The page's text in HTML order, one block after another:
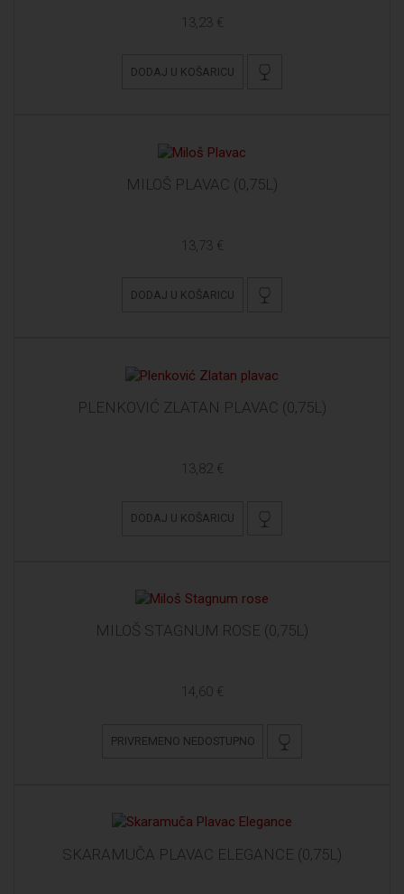
13,23 €
DODAJ U KOŠARICU
MILOŠ PLAVAC (0,75L)
13,73 €
DODAJ U KOŠARICU
PLENKOVIĆ ZLATAN PLAVAC (0,75L)
13,82 €
DODAJ U KOŠARICU
MILOŠ STAGNUM ROSE (0,75L)
14,60 €
PRIVREMENO NEDOSTUPNO
SKARAMUČA PLAVAC ELEGANCE (0,75L)